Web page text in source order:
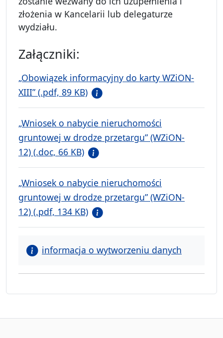
złożenia w Kancelarii lub delegaturze
wydziału.
Załączniki:
„Obowiązek informacyjny do karty WZiON-
XIII” (.pdf, 89 KB)
„Wniosek o nabycie nieruchomości
gruntowej w drodze przetargu” (WZiON-
12) (.doc, 66 KB)
„Wniosek o nabycie nieruchomości
gruntowej w drodze przetargu” (WZiON-
12) (.pdf, 134 KB)
informacja o wytworzeniu danych